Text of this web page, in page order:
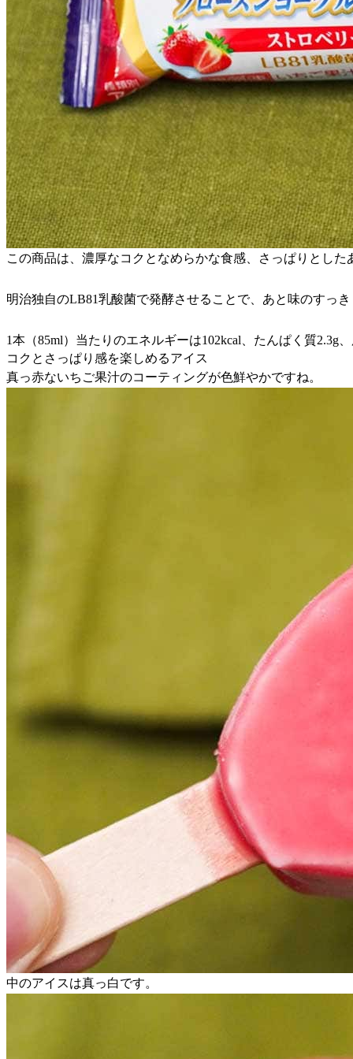
この商品は、濃厚なコクとなめらかな食感、さっぱりとし
明治独自のLB81乳酸菌で発酵させることで、あと味のすっ
1本（85ml）当たりのエネルギーは102kcal、たんぱく質2.3g
コクとさっぱり感を楽しめるアイス
真っ赤ないちご果汁のコーティングが色鮮やかですね。
中のアイスは真っ白です。